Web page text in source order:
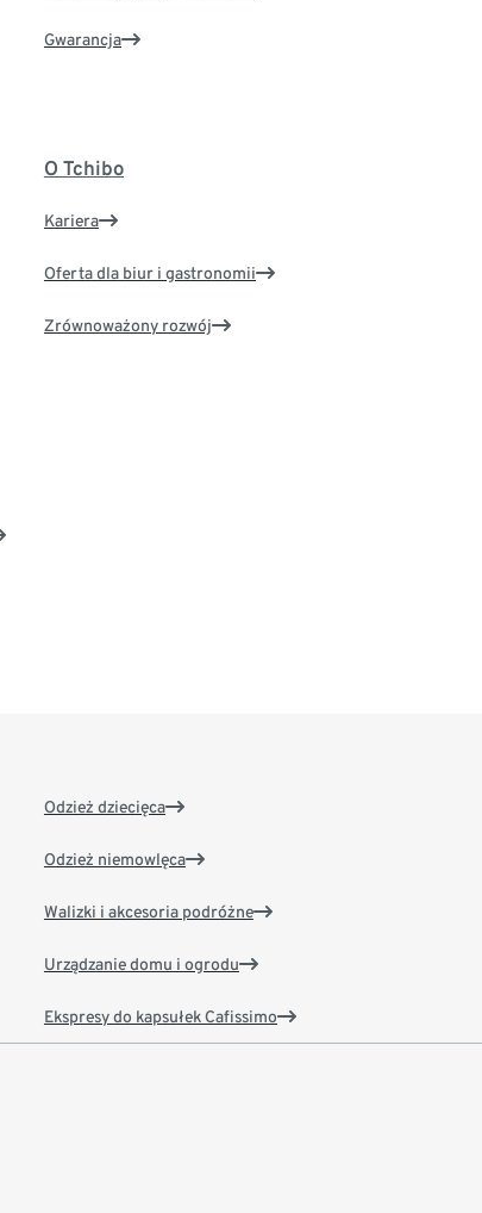
Gwarancja
O Tchibo
Kariera
Oferta dla biur i gastronomii
Zrównoważony rozwój
Odzież dziecięca
Odzież niemowlęca
Walizki i akcesoria podróżne
Urządzanie domu i ogrodu
Ekspresy do kapsułek Cafissimo